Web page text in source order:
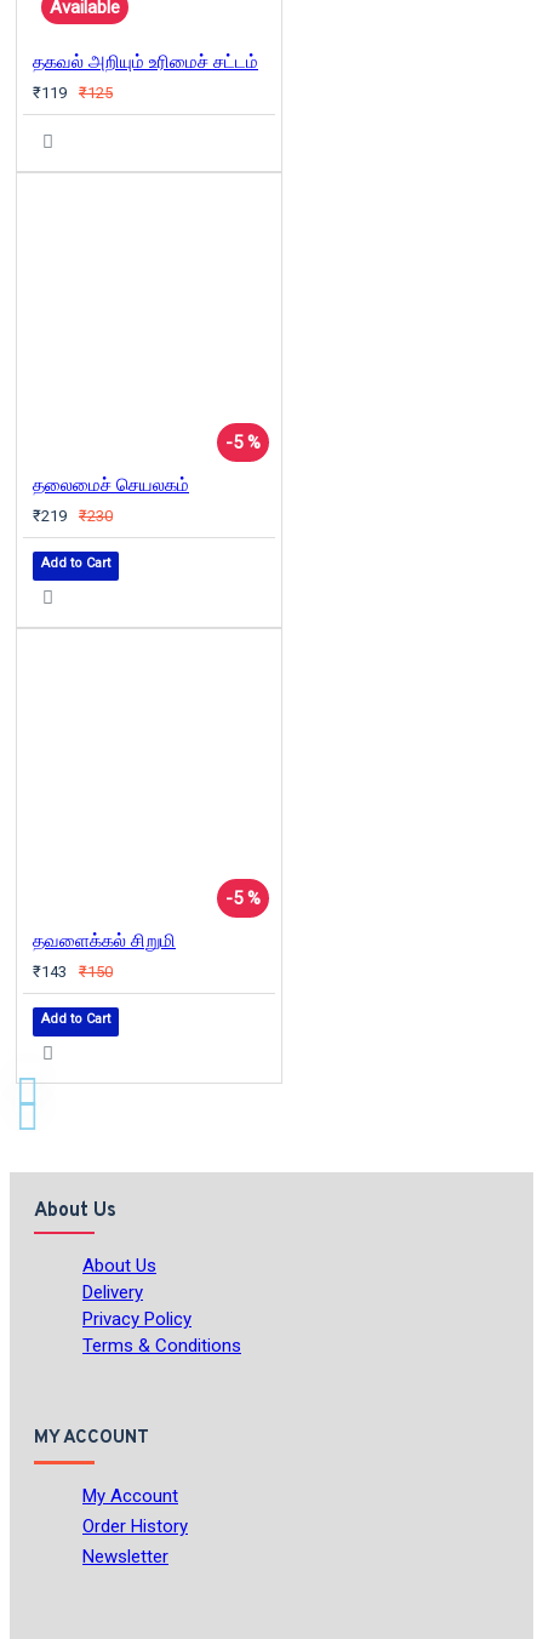
Available
தகவல் அறியும் உரிமைச் சட்டம்
₹119 ₹125
-5 %
தலைமைச் செயலகம்
₹219 ₹230
Add to Cart
-5 %
தவளைக்கல் சிறுமி
₹143 ₹150
Add to Cart
About Us
About Us
Delivery
Privacy Policy
Terms & Conditions
MY ACCOUNT
My Account
Order History
Newsletter